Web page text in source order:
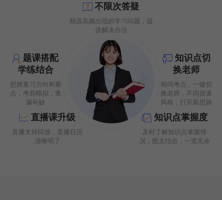
不限次答疑
精选高频出现的学习问题，提
供解决办法
题课搭配
学练结合
把握复习方向和重
点，考前模拟，查
漏补缺
直播课升级
直播支持回放，直播日历
清晰明了
知识点掌握度
及时了解知识点掌握情
况，图文结合，一览无余
知识点切
换老师
相同考点，一键切
换老师，不同授课
风格，打开新思路